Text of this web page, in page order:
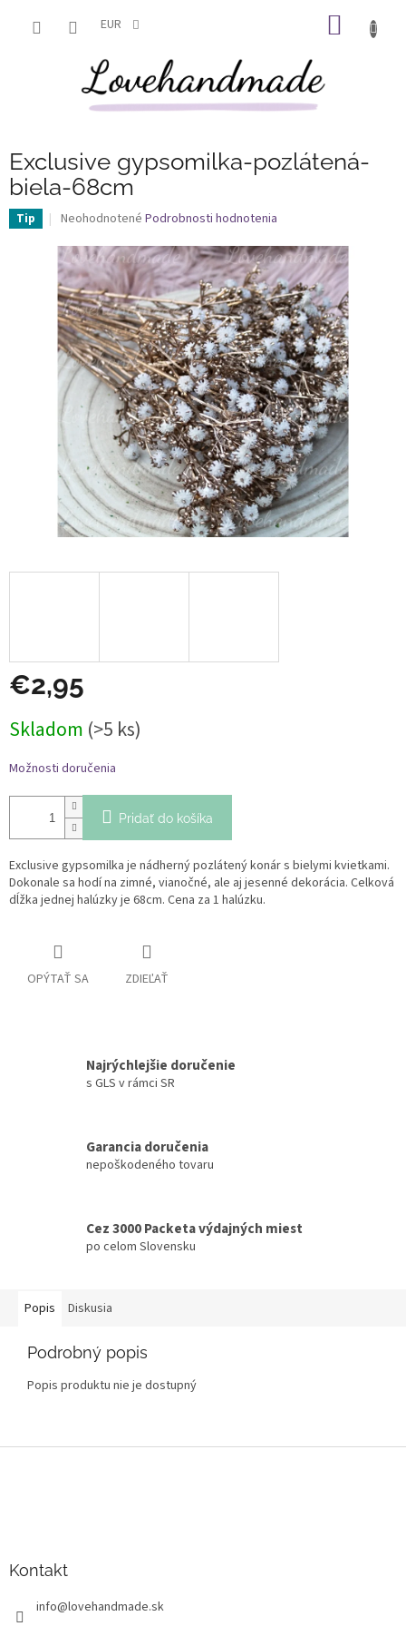
EUR
Exclusive gypsomilka-pozlátená-
biela-68cm
Tip
Priemerné
produktu
je
0,0
z
5
hviezdičiek.
Neohodnotené Podrobnosti hodnotenia
€2,95
cena:
Skladom (>5 ks)
Možnosti doručenia
Pridať do košíka
Exclusive gypsomilka je nádherný pozlátený konár s bielymi kvietkami.
Dokonale sa hodí na zimné, vianočné, ale aj jesenné dekorácia. Celková
dĺžka jednej halúzky je 68cm. Cena za 1 halúzku.
OPÝTAŤ SA ZDIEĽAŤ
Najrýchlejšie doručenie
s GLS v rámci SR
Garancia doručenia
nepoškodeného tovaru
Cez 3000 Packeta výdajných miest
po celom Slovensku
Popis Diskusia
Podrobný popis
Popis produktu nie je dostupný
Kontakt
info@lovehandmade.sk